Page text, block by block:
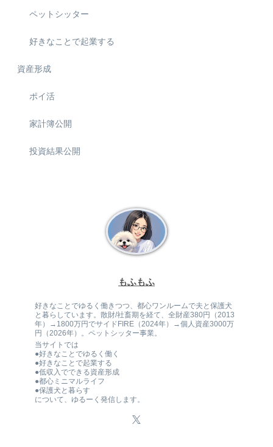
ペットシッター
好きなことで起業する
資産形成
ポイ活
家計簿公開
投資結果公開
もふもふ
好きなことでゆるく働きつつ、都心ワンルームで夫と保護犬
と暮らしています。散財/社畜期を経て、全財産380円（2013
年）→1800万円でサイドFIRE（2024年）→個人資産3000万
円（2026年）。ペットシッター事業。
当サイトでは
●好きなことでゆるく働く
●好きなことで起業する
●低収入でできる資産形成
●都心ミニマルライフ
●保護犬と暮らす
について、ゆるーく発信します。